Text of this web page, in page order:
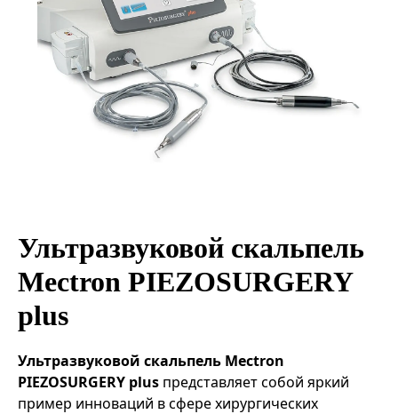
Ультразвуковая диагностика
Офтальмологическое оборудование
Хирургическое оборудование
Функциональная диагностика
Ультразвуковой скальпель
Mectron PIEZOSURGERY
plus
Ультразвуковой скальпель Mectron
PIEZOSURGERY plus представляет собой яркий
пример инноваций в сфере хирургических